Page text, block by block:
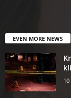
EVEN MORE NEWS